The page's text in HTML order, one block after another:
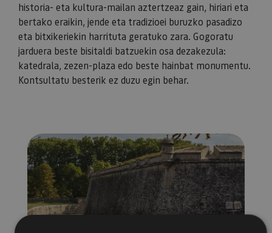
historia- eta kultura-mailan aztertzeaz gain, hiriari eta
bertako eraikin, jende eta tradizioei buruzko pasadizo
eta bitxikeriekin harrituta geratuko zara. Gogoratu
jarduera beste bisitaldi batzuekin osa dezakezula:
katedrala, zezen-plaza edo beste hainbat monumentu.
Kontsultatu besterik ez duzu egin behar.